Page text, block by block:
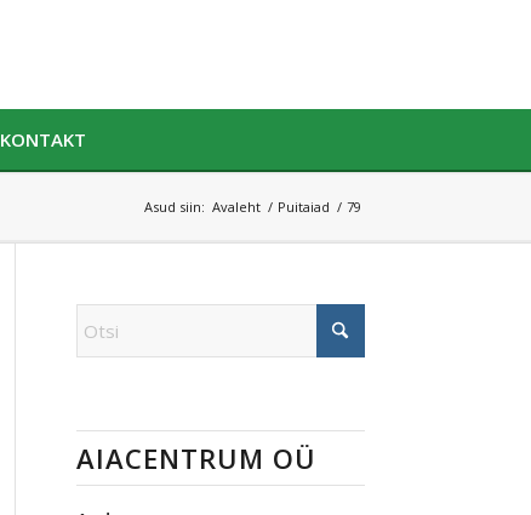
KONTAKT
Asud siin: Avaleht / Puitaiad / 79
AIACENTRUM OÜ